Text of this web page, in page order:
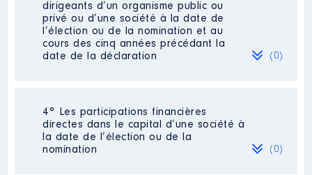
dirigeants d’un organisme public ou
privé ou d’une société à la date de
l’élection ou de la nomination et au
cours des cinq années précédant la
date de la déclaration
(0)
Néant
4° Les participations financières
directes dans le capital d’une société à
la date de l’élection ou de la
nomination
(0)